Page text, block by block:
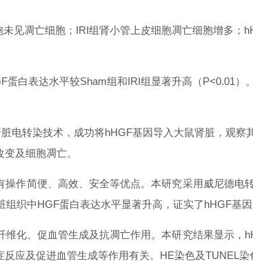
见凋亡细胞；IRI组肾小管上皮细胞凋亡细胞增多；
白表达水平较Sham组和IRI组显著升高（P<0.01）。
电转染技术，成功将hHGF基因导入大鼠肾脏，观
及细胞凋亡。
作简便、高效、安全等优点。本研究采用威尼德
织中HGF蛋白表达水平显著升高，证实了hHGF基因
化、促血管生成及抗凋亡作用。本研究结果显示
应及促进血管生成等作用有关。HE染色及TUNEL